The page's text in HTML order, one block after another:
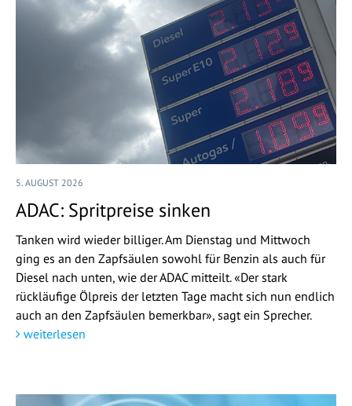
5. AUGUST 2026
ADAC: Spritpreise sinken
Tanken wird wieder billiger. Am Dienstag und Mittwoch
ging es an den Zapfsäulen sowohl für Benzin als auch für
Diesel nach unten, wie der ADAC mitteilt. «Der stark
rückläufige Ölpreis der letzten Tage macht sich nun endlich
auch an den Zapfsäulen bemerkbar», sagt ein Sprecher.
weiterlesen